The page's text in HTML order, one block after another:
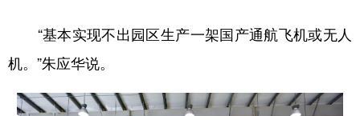
陕西 甘肃 青海 宁夏
新疆
“基本实现不出园区生产一架国产通航飞机或无人
机。”朱应华说。